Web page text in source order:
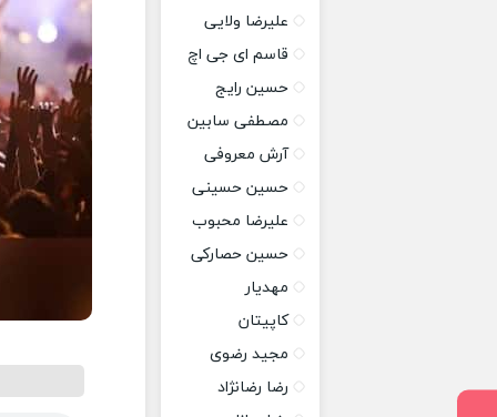
علیرضا ولایی
قاسم ای جی اچ
حسین رایج
مصطفی سابین
آرش معروفی
حسین حسینی
علیرضا محبوب
حسین حصارکی
مهدیار
کاپیتان
مجید رضوی
رضا رضانژاد